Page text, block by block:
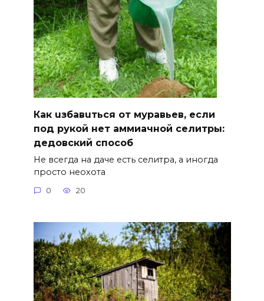
Как uзбавuться от муравьев, если
под рукой нет аммиачной селитры:
дедовский способ
Не всегда на даче есть селитра, а иногда
просто неохота
0 20